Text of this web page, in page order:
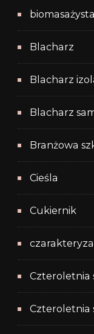
biomasażysta
Blacharz
Blacharz
Blacharz
Branżowa
Cieśla
Cukiernik
Czteroletnia
Czteroletnia